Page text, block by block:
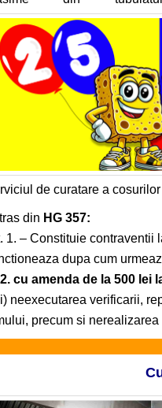
de curatare a
din HG 357:
1. – Constituie contraventii
dupa cum
2. cu amenda de la 500 lei
neexecutarea verificarii,
precum si